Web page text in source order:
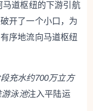
马道枢纽的下游引航
开了一个小口，为
序地流向马道枢纽
充水约700万立方
泳池注入平陆运